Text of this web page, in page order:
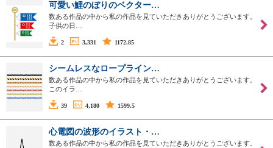
可愛い鯉のぼりのベクター…
数ある作品の中から私の作品を見ていただきありがとうございます。
子供の日…
2 3,331 1172.85
シームレスなロープライン…
数ある作品の中から私の作品を見ていただきありがとうございます。
このイラ…
39 4,180 1599.5
心電図の波形のイラスト・…
数ある作品の中から私の作品を見ていただきありがとうございます。